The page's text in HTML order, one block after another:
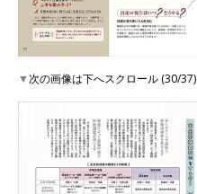
▼次の画像は下へスクロール (30/37)